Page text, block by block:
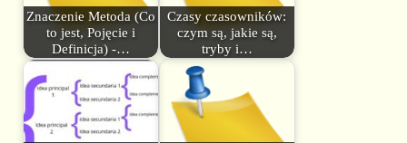
Znaczenie Metoda (Co
to jest, Pojęcie i
Definicja) -…
Czasy czasowników:
czym są, jakie są,
tryby i…